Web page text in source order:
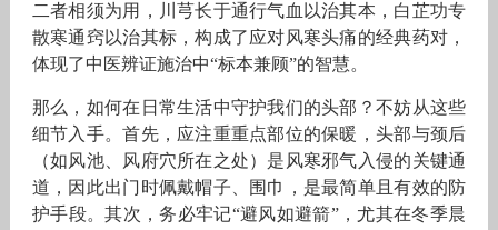
二者相须为用，川芎长于通行气血以治其本，白芷功专
散寒通窍以治其标，构成了应对风寒头痛的经典药对，
体现了中医辨证施治中“标本兼顾”的智慧。
那么，如何在日常生活中守护我们的头部？不妨从这些
细节入手。首先，应注重重点部位的保暖，头部与颈后
（如风池、风府穴所在之处）是风寒邪气入侵的关键通
道，因此出门时佩戴帽子、围巾，是最简单且有效的防
护手段。其次，务必牢记“避风如避箭”，尤其在冬季晨